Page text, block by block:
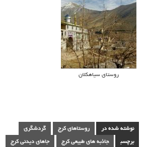
روستای سیاهکلان
نوشته شده در روستاهای کرج
گردشگری
برچسب
جاذبه های طبیعی کرج جاهای دیدنی کرج